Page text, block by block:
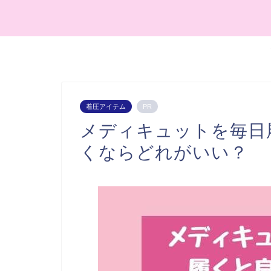
着圧アイテム PR
メディキュットを毎
くならどれがいい？